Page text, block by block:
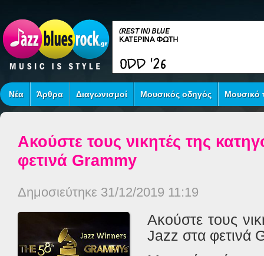
Νέα Άρθρα Διαγωνισμοί Μουσικός οδηγός Μουσικό
Ακούστε τους νικητές της
φετινά Grammy
Δημοσιεύτηκε 31/12/2019 11:19
Ακούστε τους
Jazz στα φετινά